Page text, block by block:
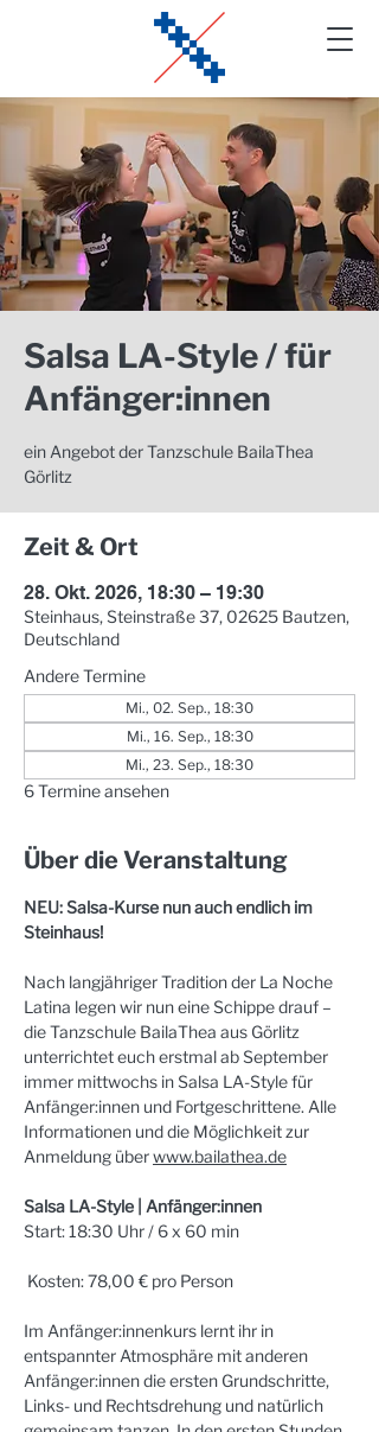
Salsa LA-Style / für
Anfänger:innen
ein Angebot der Tanzschule BailaThea
Görlitz
Zeit & Ort
28. Okt. 2026, 18:30 – 19:30
Steinhaus, Steinstraße 37, 02625 Bautzen,
Deutschland
Andere Termine
Mi., 02. Sep., 18:30
Mi., 16. Sep., 18:30
Mi., 23. Sep., 18:30
6 Termine ansehen
Über die Veranstaltung
NEU: Salsa-Kurse nun auch endlich im
Steinhaus!
Nach langjähriger Tradition der La Noche
Latina legen wir nun eine Schippe drauf –
die Tanzschule BailaThea aus Görlitz
unterrichtet euch erstmal ab September
immer mittwochs in Salsa LA-Style für
Anfänger:innen und Fortgeschrittene. Alle
Informationen und die Möglichkeit zur
Anmeldung über www.bailathea.de
Salsa LA-Style | Anfänger:innen
Start: 18:30 Uhr / 6 x 60 min
Kosten: 78,00 € pro Person
Im Anfänger:innenkurs lernt ihr in
entspannter Atmosphäre mit anderen
Anfänger:innen die ersten Grundschritte,
Links- und Rechtsdrehung und natürlich